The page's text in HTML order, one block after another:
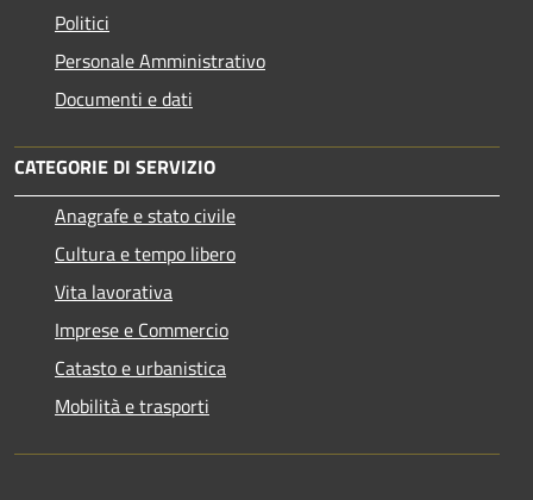
Politici
Personale Amministrativo
Documenti e dati
CATEGORIE DI SERVIZIO
Anagrafe e stato civile
Cultura e tempo libero
Vita lavorativa
Imprese e Commercio
Catasto e urbanistica
Mobilità e trasporti